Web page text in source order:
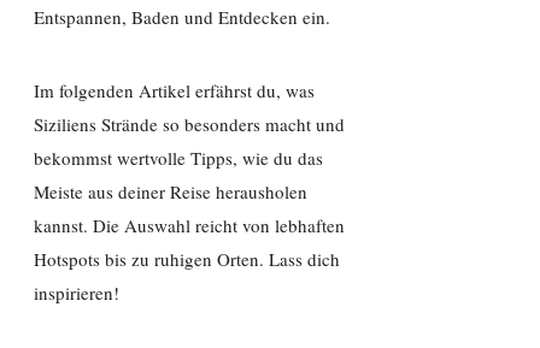
Entspannen, Baden und Entdecken ein.
Im folgenden Artikel erfährst du, was
Siziliens Strände so besonders macht und
bekommst wertvolle Tipps, wie du das
Meiste aus deiner Reise herausholen
kannst. Die Auswahl reicht von lebhaften
Hotspots bis zu ruhigen Orten. Lass dich
inspirieren!